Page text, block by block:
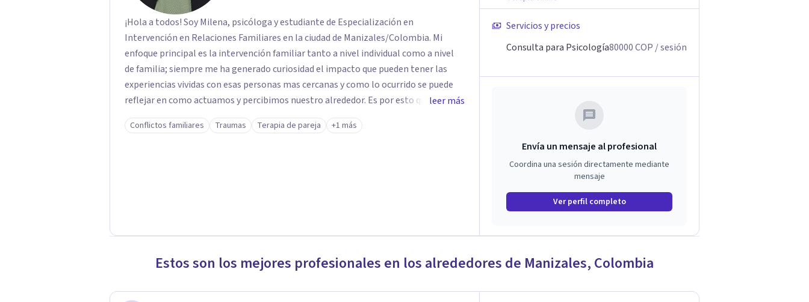
¡Hola a todos! Soy Milena, psicóloga y estudiante de Especialización en
Intervención en Relaciones Familiares en la ciudad de Manizales/Colombia. Mi
enfoque principal es la intervención familiar tanto a nivel individual como a nivel
de familia; siempre me ha generado curiosidad el impacto que pueden tener las
experiencias vividas con esas personas mas cercanas y como lo ocurrido se puede
reflejar en como actuamos y percibimos nuestro alrededor. Es por esto que estoy
fortaleciendo mis habilidades para entender a mayor profundidad la complejidad
de lo que vivimos en casa. Entonces, si alguna vez has relacionado algo ocurrido en
leer más
Conflictos familiares Traumas Terapia de pareja +1 más
Servicios y precios
Consulta para Psicología80000COP / sesión
Envía un mensaje al profesional
Coordina una sesión directamente mediante
mensaje
Ver perfil completo
Estos son los mejores profesionales en los alrededores de Manizales, Colombia